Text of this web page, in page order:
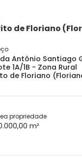
de Floriano
Antônio Santiago
1A/1B - Zona Rural
de Floriano
propriedade
m²